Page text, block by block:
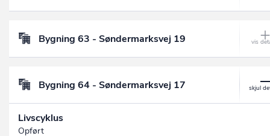
Bygning 63 - Søndermarksvej 19
Bygning 64 - Søndermarksvej 17
Livscyklus
Opført